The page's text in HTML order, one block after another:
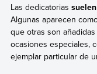
Las dedicatorias
Algunas aparecen
que otras son
ocasiones especiales,
ejemplar particular de